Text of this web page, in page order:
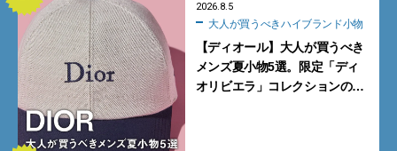
2026.8.5
大人が買うべきハイブランド小物
【ディオール】大人が買うべき
メンズ夏小物5選。限定「ディ
オリビエラ」コレクションの